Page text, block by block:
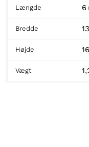
Længde 6
Bredde
Højde
Vægt